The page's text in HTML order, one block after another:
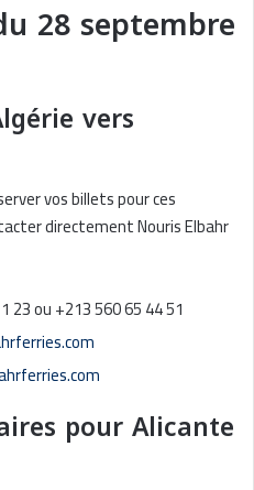
28 septembre
vers
vos billets pour ces
directement Nouris Elbahr
23 ou +213 560 65 44 51
pour Alicante